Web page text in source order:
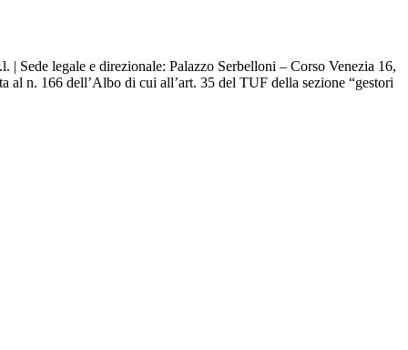
Sede legale e direzionale: Palazzo Serbelloni – Corso Venezia 16,
n. 166 dell’Albo di cui all’art. 35 del TUF della sezione “gestori